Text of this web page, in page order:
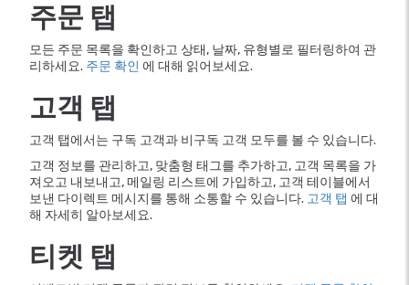
주문 탭
모든 주문 목록을 확인하고 상태, 날짜, 유형별로 필터링하여 관
리하세요. 주문 확인 에 대해 읽어보세요.
고객 탭
고객 탭에서는 구독 고객과 비구독 고객 모두를 볼 수 있습니다.
고객 정보를 관리하고, 맞춤형 태그를 추가하고, 고객 목록을 가
져오고 내보내고, 메일링 리스트에 가입하고, 고객 테이블에서
보낸 다이렉트 메시지를 통해 소통할 수 있습니다. 고객 탭 에 대
해 자세히 알아보세요.
티켓 탭